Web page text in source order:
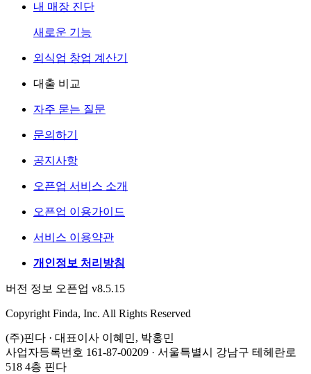
내 매장 진단
새로운 기능
외식업 창업 계산기
대출 비교
자주 묻는 질문
문의하기
공지사항
오픈업 서비스 소개
오픈업 이용가이드
서비스 이용약관
개인정보 처리방침
버전 정보 오픈업 v8.5.15
Copyright Finda, Inc. All Rights Reserved
(주)핀다 · 대표이사 이혜민, 박홍민
사업자등록번호 161-87-00209 · 서울특별시 강남구 테헤란로
518 4층 핀다